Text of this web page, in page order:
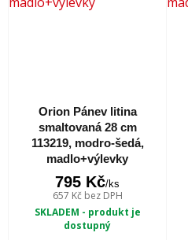
Orion Pánev litina
smaltovaná 28 cm
113219, modro-šedá,
madlo+výlevky
795 Kč/ks
657 Kč bez DPH
SKLADEM - produkt je
dostupný